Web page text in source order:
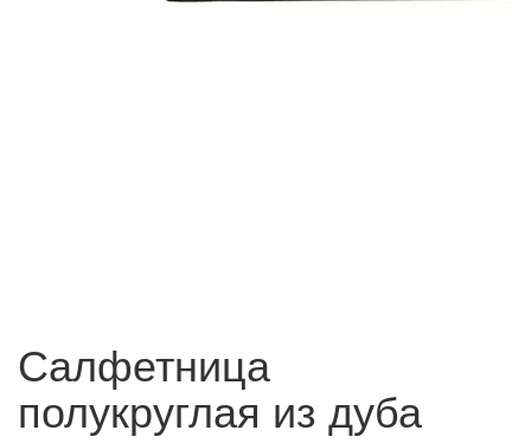
Салфетница
полукруглая из дуба